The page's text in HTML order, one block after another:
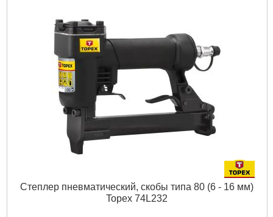
Степлер пневматический, скобы типа 80 (6 - 16 мм)
Topex 74L232